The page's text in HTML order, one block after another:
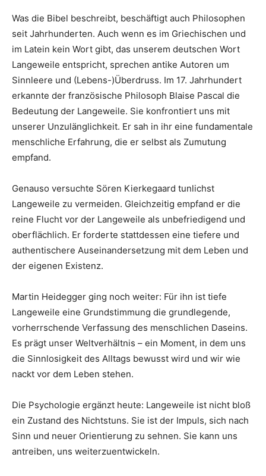
Was die Bibel beschreibt, beschäftigt auch Philosophen
seit Jahrhunderten. Auch wenn es im Griechischen und
im Latein kein Wort gibt, das unserem deutschen Wort
Langeweile entspricht, sprechen antike Autoren um
Sinnleere und (Lebens-)Überdruss. Im 17. Jahrhundert
erkannte der französische Philosoph Blaise Pascal die
Bedeutung der Langeweile. Sie konfrontiert uns mit
unserer Unzulänglichkeit. Er sah in ihr eine fundamentale
menschliche Erfahrung, die er selbst als Zumutung
empfand.
Genauso versuchte Sören Kierkegaard tunlichst
Langeweile zu vermeiden. Gleichzeitig empfand er die
reine Flucht vor der Langeweile als unbefriedigend und
oberflächlich. Er forderte stattdessen eine tiefere und
authentischere Auseinandersetzung mit dem Leben und
der eigenen Existenz.
Martin Heidegger ging noch weiter: Für ihn ist tiefe
Langeweile eine Grundstimmung die grundlegende,
vorherrschende Verfassung des menschlichen Daseins.
Es prägt unser Weltverhältnis – ein Moment, in dem uns
die Sinnlosigkeit des Alltags bewusst wird und wir wie
nackt vor dem Leben stehen.
Die Psychologie ergänzt heute: Langeweile ist nicht bloß
ein Zustand des Nichtstuns. Sie ist der Impuls, sich nach
Sinn und neuer Orientierung zu sehnen. Sie kann uns
antreiben, uns weiterzuentwickeln.